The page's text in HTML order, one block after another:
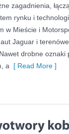
zagadnienia,
rynku i
w Mieście i
Jaguar i
drobne oznaki
a [ Read More ]